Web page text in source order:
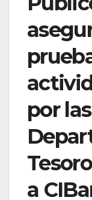
por
a